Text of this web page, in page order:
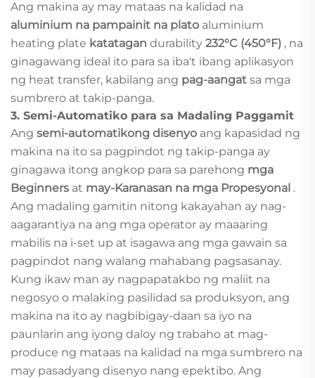
Ang makina ay may mataas na kalidad na
aluminium na pampainit na plato aluminium
heating plate katatagan durability 232°C (450°F) , na
ginagawang ideal ito para sa iba't ibang aplikasyon
ng heat transfer, kabilang ang pag-aangat sa mga
sumbrero at takip-panga.
3. Semi-Automatiko para sa Madaling Paggamit
Ang semi-automatikong disenyo ang kapasidad ng
makina na ito sa pagpindot ng takip-panga ay
ginagawa itong angkop para sa parehong mga
Beginners at may-Karanasan na mga Propesyonal .
Ang madaling gamitin nitong kakayahan ay nag-
aagarantiya na ang mga operator ay maaaring
mabilis na i-set up at isagawa ang mga gawain sa
pagpindot nang walang mahabang pagsasanay.
Kung ikaw man ay nagpapatakbo ng maliit na
negosyo o malaking pasilidad sa produksyon, ang
makina na ito ay nagbibigay-daan sa iyo na
paunlarin ang iyong daloy ng trabaho at mag-
produce ng mataas na kalidad na mga sumbrero na
may pasadyang disenyo nang epektibo. Ang